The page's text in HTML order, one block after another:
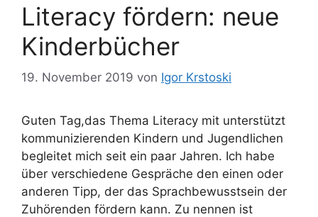
Literacy fördern: neue
Kinderbücher
19. November 2019 von Igor Krstoski
Guten Tag,das Thema Literacy mit unterstützt
kommunizierenden Kindern und Jugendlichen
begleitet mich seit ein paar Jahren. Ich habe
über verschiedene Gespräche den einen oder
anderen Tipp, der das Sprachbewusstsein der
Zuhörenden fördern kann. Zu nennen ist